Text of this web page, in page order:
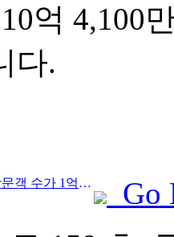
억 4,100
다.
Prev:상하이 디즈니랜드 방문객 수가 1억 명을 돌파하면서, 4번째 테마호텔이 확장됩니다.
Go